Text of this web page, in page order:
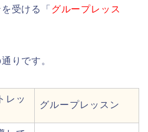
受ける「 グループレッス
りです。
レッ
グループレッスン